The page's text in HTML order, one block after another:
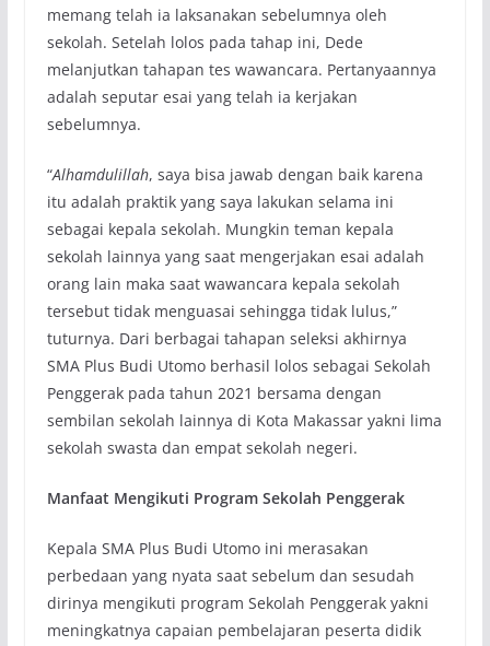
memang telah ia laksanakan sebelumnya oleh
sekolah. Setelah lolos pada tahap ini, Dede
melanjutkan tahapan tes wawancara. Pertanyaannya
adalah seputar esai yang telah ia kerjakan
sebelumnya.
“Alhamdulillah, saya bisa jawab dengan baik karena
itu adalah praktik yang saya lakukan selama ini
sebagai kepala sekolah. Mungkin teman kepala
sekolah lainnya yang saat mengerjakan esai adalah
orang lain maka saat wawancara kepala sekolah
tersebut tidak menguasai sehingga tidak lulus,”
tuturnya. Dari berbagai tahapan seleksi akhirnya
SMA Plus Budi Utomo berhasil lolos sebagai Sekolah
Penggerak pada tahun 2021 bersama dengan
sembilan sekolah lainnya di Kota Makassar yakni lima
sekolah swasta dan empat sekolah negeri.
Manfaat Mengikuti Program Sekolah Penggerak
Kepala SMA Plus Budi Utomo ini merasakan
perbedaan yang nyata saat sebelum dan sesudah
dirinya mengikuti program Sekolah Penggerak yakni
meningkatnya capaian pembelajaran peserta didik